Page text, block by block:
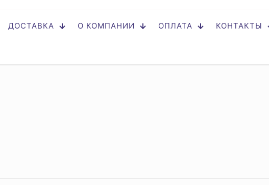
ДОСТАВКА О КОМПАНИИ ОПЛАТА КОНТАКТЫ